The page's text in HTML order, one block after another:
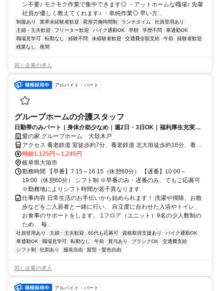
ン不要♪ モクモク作業で集中できます◎ ・アットホームな職場♪ 先輩
社員が優しく教えてくれます♪ ・単純作業◎ 早い方...
制服あり 業界未経験者歓迎 変形労働時間制 ランチタイム
社員登用あり
主婦・主夫歓迎
フリーター歓迎 バイク通勤OK 早朝 学歴不問
車通勤OK
職場見学可
転勤なし 経験不問 未経験者歓迎 交通費全額支給 午前
経験者歓迎
残業なし
夜間
同じ企業の求人
アルバイト・パート
グループホームの介護スタッフ
日勤帯のみパート｜身体介助少なめ｜週2日・3日OK｜福利厚生充実◎
｜認知症ケア
愛の家 グループホーム 大垣木戸
アクセス 養老鉄道 室徒歩約7分、養老鉄道 北大垣徒歩約16分、養老
鉄道 西大垣徒歩約17分 養老線「室駅」より徒歩7分
時給1,125円～1,245円
岐阜県大垣市
勤務時間 【早番】7:15～16:15（休憩60分） 【遅番】10:00～
19:00（休憩60分） シフト制 ※早番のみ・遅番のみ、でもご応募可
※勤務地によりシフト時間が若干異なります
仕事内容 日常生活のお手伝いから始められます！ 洗濯や掃除、お散
歩などをご入居者と一緒に行い、 自立度に合わせた入浴やトイレ、
お食事のサポートをします。 1フロア（ユニット）9名の少人数制の
ため、 毎...
社員登用あり 主婦・主夫歓迎 60代も応募可 資格取得支援あり
バイク通勤OK
車通勤OK
職場見学可 転勤なし 午前 賞与あり ブランクOK
交通費支給
シフト制
社割あり 服装自由 髪型・髪色自由
同じ企業の求人
アルバイト・パート